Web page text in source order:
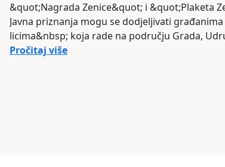
&quot;Nagrada Zenice&quot; i &quot;Plaketa
Javna priznanja mogu se dodjeljivati
licima&nbsp; koja rade na području Grada,
lokalnim&nbsp; zajednicama, ustanovama,
Pročitaj više